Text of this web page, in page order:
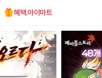
혜택.아이마트